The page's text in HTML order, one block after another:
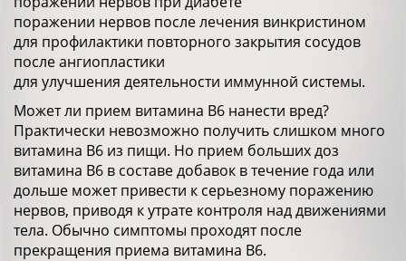
поражении нервов после лечения винкристином
для профилактики повторного закрытия сосудов
после ангиопластики
для улучшения деятельности иммунной системы.
Может ли прием витамина В6 нанести вред?
Практически невозможно получить слишком много
витамина В6 из пищи. Но прием больших доз
витамина В6 в составе добавок в течение года или
дольше может привести к серьезному поражению
нервов, приводя к утрате контроля над движениями
тела. Обычно симптомы проходят после
прекращения приема витамина В6.